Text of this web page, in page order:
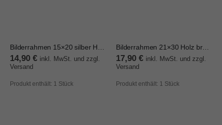
14,90 € inkl. MwSt. und zzgl.
Versand
Produkt enthält: 1 Stück
Bilderrahmen 21×30 Holz braun gold
17,90 € inkl. MwSt. und zzgl.
Versand
Produkt enthält: 1 Stück